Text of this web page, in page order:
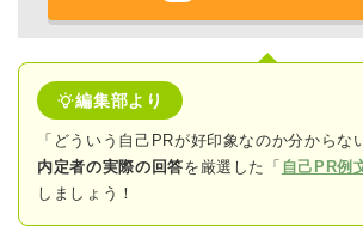
編集部より
「どういう自己PRが好印象なのか分からな
内定者の実際の回答を厳選した「 自己PR例
しましょう！